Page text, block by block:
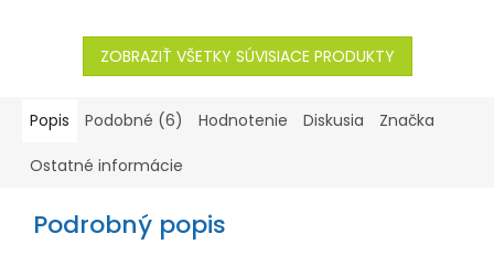
ZOBRAZIŤ VŠETKY SÚVISIACE PRODUKTY
Popis Podobné (6) Hodnotenie Diskusia Značka
Ostatné informácie
Podrobný popis